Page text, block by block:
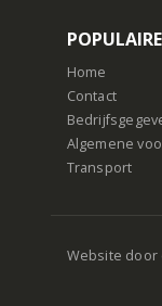
Home
Contact
Algemene
Transport
Website door